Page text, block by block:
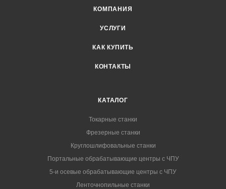
КОМПАНИЯ
УСЛУГИ
КАК КУПИТЬ
КОНТАКТЫ
КАТАЛОГ
Токарные станки
Фрезерные станки
Круглошлифовальные станки
Портальные обрабатывающие центры с ЧПУ
5-и осевые обрабатывающие центры с ЧПУ
Ленточнопильные станки